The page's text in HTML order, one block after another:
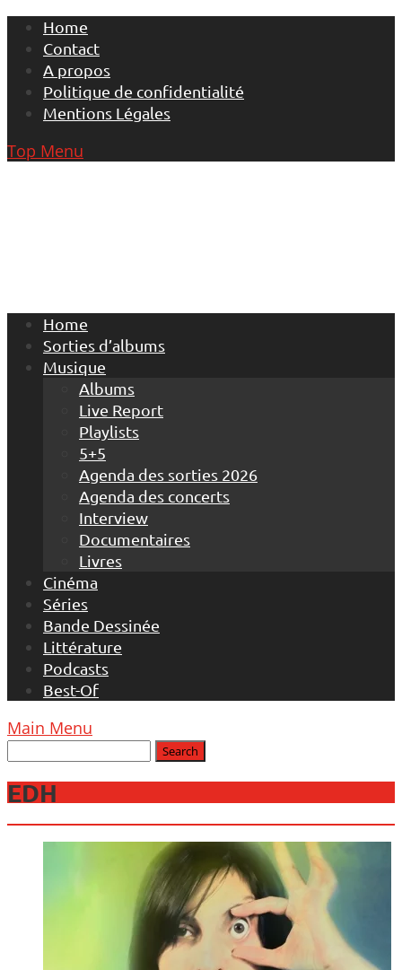
Skip
content
Home
Contact
A propos
Politique de confidentialité
Mentions Légales
Top Menu
Home
Sorties d’albums
Musique
Albums
Live Report
Playlists
5+5
Agenda des sorties 2026
Agenda des concerts
Interview
Documentaires
Livres
Cinéma
Séries
Bande Dessinée
Littérature
Podcasts
Best-Of
Main Menu
EDH